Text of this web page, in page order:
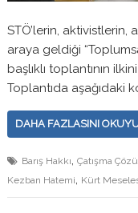
STÖ’lerin,
araya geldiği
başlıklı toplantının
Toplantıda aşağıdaki
DAHA FAZLASINI
Barış Hakkı,Çatışma
Kezban Hatemi, Kürt